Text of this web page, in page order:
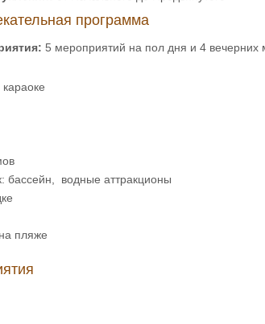
программа
5 мероприятий на пол дня и 4
бассейн, водные аттракционы
пляже